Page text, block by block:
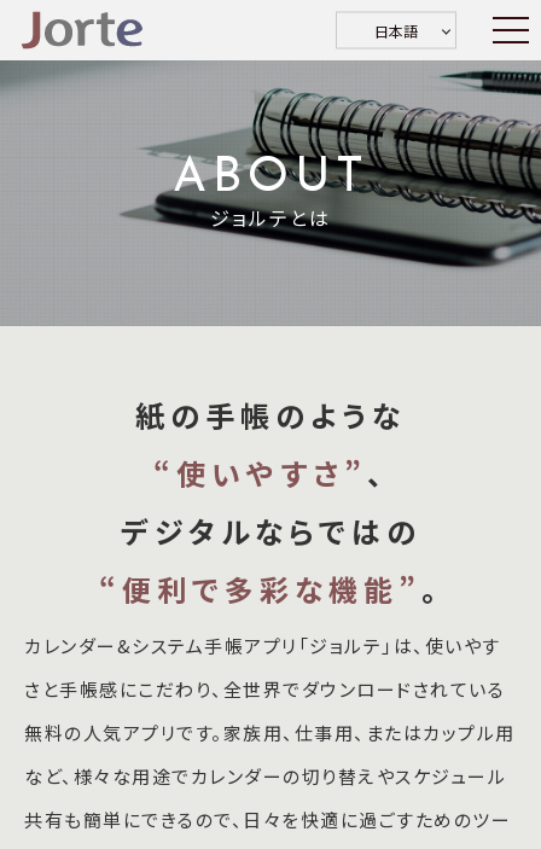
日本語
ABOUT
ジョルテとは
紙の手帳のような
“使いやすさ” 、
デジタルならではの
“便利で多彩な機能” 。
カレンダー&システム手帳アプリ「ジョルテ」は、使いやす
さと手帳感にこだわり、全世界でダウンロードされている
無料の人気アプリです。家族用、仕事用、またはカップル用
など、様々な用途でカレンダーの切り替えやスケジュール
共有も簡単にできるので、日々を快適に過ごすためのツー